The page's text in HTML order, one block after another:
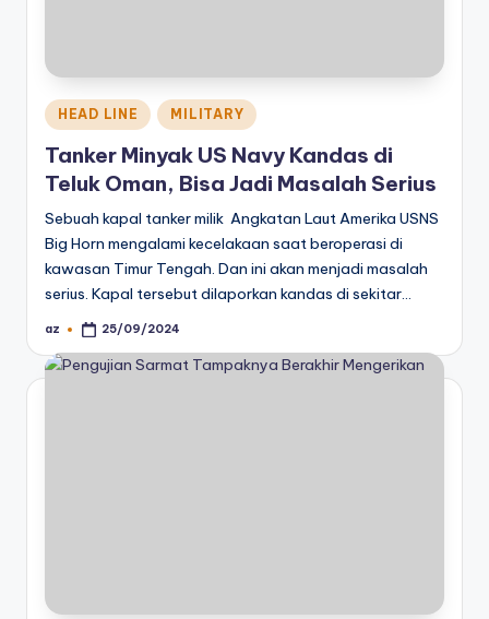
Posted
in
HEAD LINE MILITARY
Tanker Minyak US Navy Kandas di
Teluk Oman, Bisa Jadi Masalah Serius
Sebuah kapal tanker milik Angkatan Laut Amerika USNS
Big Horn mengalami kecelakaan saat beroperasi di
kawasan Timur Tengah. Dan ini akan menjadi masalah
serius. Kapal tersebut dilaporkan kandas di sekitar…
Posted
az 25/09/2024